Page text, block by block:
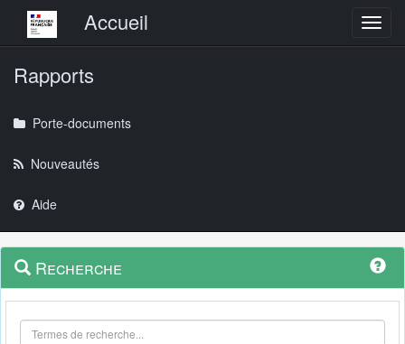
Menu principalAccueil
Rapports
Porte-documents
Nouveautés
Aide
Navigation
outils
Menu
contextuel
Recherche